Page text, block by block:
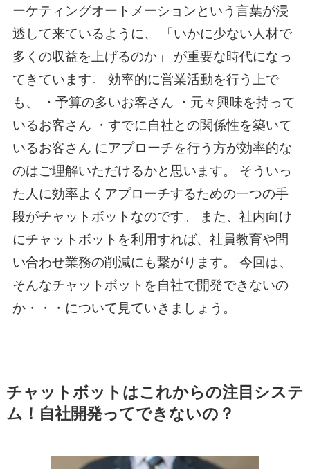
ーケティングオートメーションという言葉が浸
透して来ているように、 「いかに少ない人材で
多くの収益を上げるのか」 が重要な時代になっ
てきています。 効率的に営業活動を行う上で
も、 ・予算の多いお客さん ・元々興味を持って
いるお客さん ・すでに自社との関係性を築いて
いるお客さん にアプローチを行う方が効率的な
のはご理解いただけるかと思います。 そういっ
た人に効率よくアプローチするための一つの手
段がチャットボットなのです。 また、社内向け
にチャットボットを利用すれば、社員教育や問
い合わせ業務の削減にも繋がります。 今回は、
そんなチャットボットを自社で開発できないの
か・・・について見ていきましょう。
チャットボットはこれからの注目システ
ム！自社開発ってできないの？